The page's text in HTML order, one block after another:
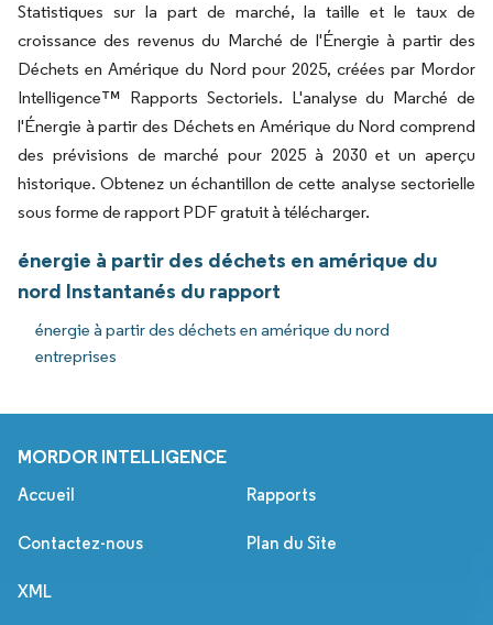
Statistiques sur la part de marché, la taille et le taux de
croissance des revenus du Marché de l'Énergie à partir des
Déchets en Amérique du Nord pour 2025, créées par Mordor
Intelligence™ Rapports Sectoriels. L'analyse du Marché de
l'Énergie à partir des Déchets en Amérique du Nord comprend
des prévisions de marché pour 2025 à 2030 et un aperçu
historique. Obtenez un échantillon de cette analyse sectorielle
sous forme de rapport PDF gratuit à télécharger.
énergie à partir des déchets en amérique du
nord Instantanés du rapport
énergie à partir des déchets en amérique du nord
entreprises
MORDOR INTELLIGENCE
Accueil Rapports
Contactez-nous Plan du Site
XML